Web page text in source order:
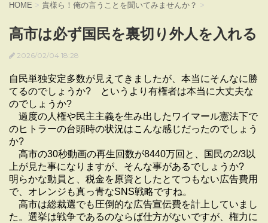
HOME > 貴様ら！俺の言うことを聞いてみませんか？ >
高市は必ず国民を裏切り外人を入れる
2026/02/04 18:28
自民単独安定多数が見えてきましたが、本当にそんなに勝
てるのでしょうか? というより有権者は本当に大丈夫な
のでしょうか?
過度の人権や民主主義を生み出したワイマール憲法下で
のヒトラーの台頭時の状況はこんな感じだったのでしょう
か?
高市の30秒動画の再生回数が8440万回と、国民の2/3以
上が見た事になりますが、そんな事があるでしょうか?
明らかな動員と、税金を原資としたとてつもない広告費用
で、オレンジも真っ青なSNS戦略ですね。
高市は総裁選でも圧倒的な広告宣伝費を計上していまし
た。選挙は戦争であるのならば仕方がないですが、権力に